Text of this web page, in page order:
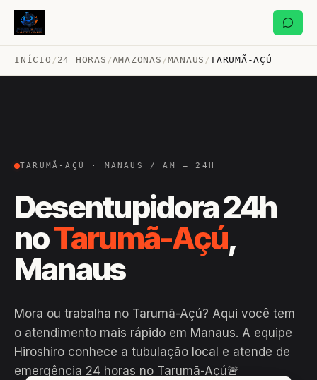
INÍCIO /24 HORAS /AMAZONAS /MANAUS /TARUMÃ-AÇÚ
TARUMÃ-AÇÚ · MANAUS / AM — 24H
Desentupidora 24h
noTarumã-Açú,
Manaus
Mora ou trabalha no Tarumã-Açú? Aqui você tem
o atendimento mais rápido em Manaus. A equipe
Hiroshiro conhece a tubulação local e atende de
emergência 24 horas no Tarumã-Açú🚨